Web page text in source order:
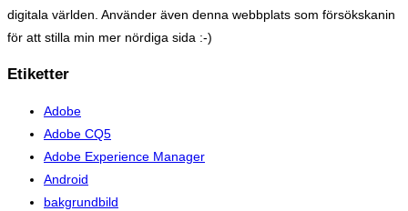
digitala världen. Använder även denna webbplats som försökskanin
för att stilla min mer nördiga sida :-)
Etiketter
Adobe
Adobe CQ5
Adobe Experience Manager
Android
bakgrundbild